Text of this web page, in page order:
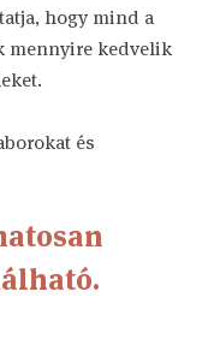
hogy mind a
mennyire kedvelik
és